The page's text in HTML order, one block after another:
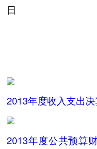
日
2013年度收入支出
2013年度公共预算